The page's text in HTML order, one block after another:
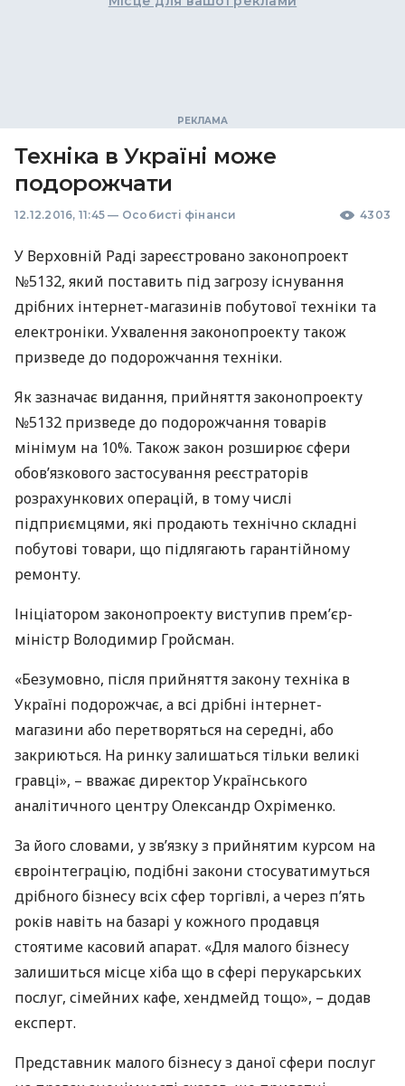
Техніка в Україні може
подорожчати
12.12.2016, 11:45 — Особисті фінанси 4303
У Верховній Раді зареєстровано законопроект
№5132, який поставить під загрозу існування
дрібних інтернет-магазинів побутової техніки та
електроніки. Ухвалення законопроекту також
призведе до подорожчання техніки.
Як зазначає видання, прийняття законопроекту
№5132 призведе до подорожчання товарів
мінімум на 10%. Також закон розширює сфери
обов’язкового застосування реєстраторів
розрахункових операцій, в тому числі
підприємцями, які продають технічно складні
побутові товари, що підлягають гарантійному
ремонту.
Ініціатором законопроекту виступив прем’єр-
міністр Володимир Гройсман.
«Безумовно, після прийняття закону техніка в
Україні подорожчає, а всі дрібні інтернет-
магазини або перетворяться на середні, або
закриються. На ринку залишаться тільки великі
гравці», – вважає директор Українського
аналітичного центру Олександр Охріменко.
За його словами, у зв’язку з прийнятим курсом на
євроінтеграцію, подібні закони стосуватимуться
дрібного бізнесу всіх сфер торгівлі, а через п’ять
років навіть на базарі у кожного продавця
стоятиме касовий апарат. «Для малого бізнесу
залишиться місце хіба що в сфері перукарських
послуг, сімейних кафе, хендмейд тощо», – додав
експерт.
Представник малого бізнесу з даної сфери послуг